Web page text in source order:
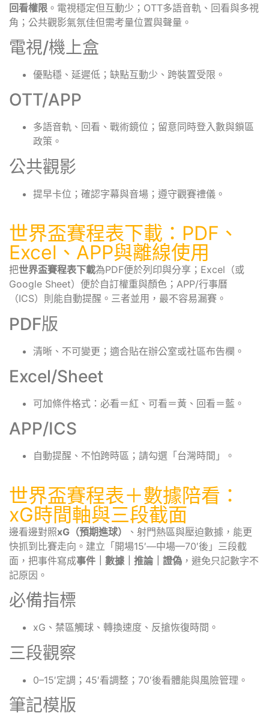
回看權限 。電視穩定但互動少；OTT多語音軌、回看與多視
角；公共觀影氣氛佳但需考量位置與聲量。
電視/機上盒
優點穩、延遲低；缺點互動少、跨裝置受限。
OTT/APP
多語音軌、回看、戰術鏡位；留意同時登入數與鎖區
政策。
公共觀影
提早卡位；確認字幕與音場；遵守觀賽禮儀。
世界盃賽程表下載：PDF、
Excel、APP與離線使用
把世界盃賽程表下載為PDF便於列印與分享；Excel（或
Google Sheet）便於自訂權重與顏色；APP/行事曆
（ICS）則能自動提醒。三者並用，最不容易漏賽。
PDF版
清晰、不可變更；適合貼在辦公室或社區布告欄。
Excel/Sheet
可加條件格式：必看＝紅、可看＝黃、回看＝藍。
APP/ICS
自動提醒、不怕跨時區；請勾選「台灣時間」。
世界盃賽程表＋數據陪看：
xG時間軸與三段截面
邊看邊對照xG（預期進球）
、射門熱區與壓迫數據，能更
快抓到比賽走向。建立「開場15′—中場—70′後」三段截
面，把事件寫成事件｜數據｜推論｜證偽 ，避免只記數字不
記原因。
必備指標
xG、禁區觸球、轉換速度、反搶恢復時間。
三段觀察
0–15′定調；45′看調整；70′後看體能與風險管理。
筆記模版